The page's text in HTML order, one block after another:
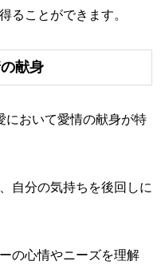
ることができます。
献身
において愛情の献身が特
自分の気持ちを後回しに
の心情やニーズを理解